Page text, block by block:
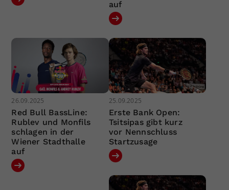
auf
26.09.2025
Red Bull BassLine:
Rublev und Monfils
schlagen in der
Wiener Stadthalle
auf
25.09.2025
Erste Bank Open:
Tsitsipas gibt kurz
vor Nennschluss
Startzusage